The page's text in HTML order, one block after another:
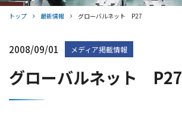
会社情報
採用情報
最新情報
お問い合わせ
トップ 最新情報 グローバルネット P27
2008/09/01 メディア掲載情報
グローバルネット P27